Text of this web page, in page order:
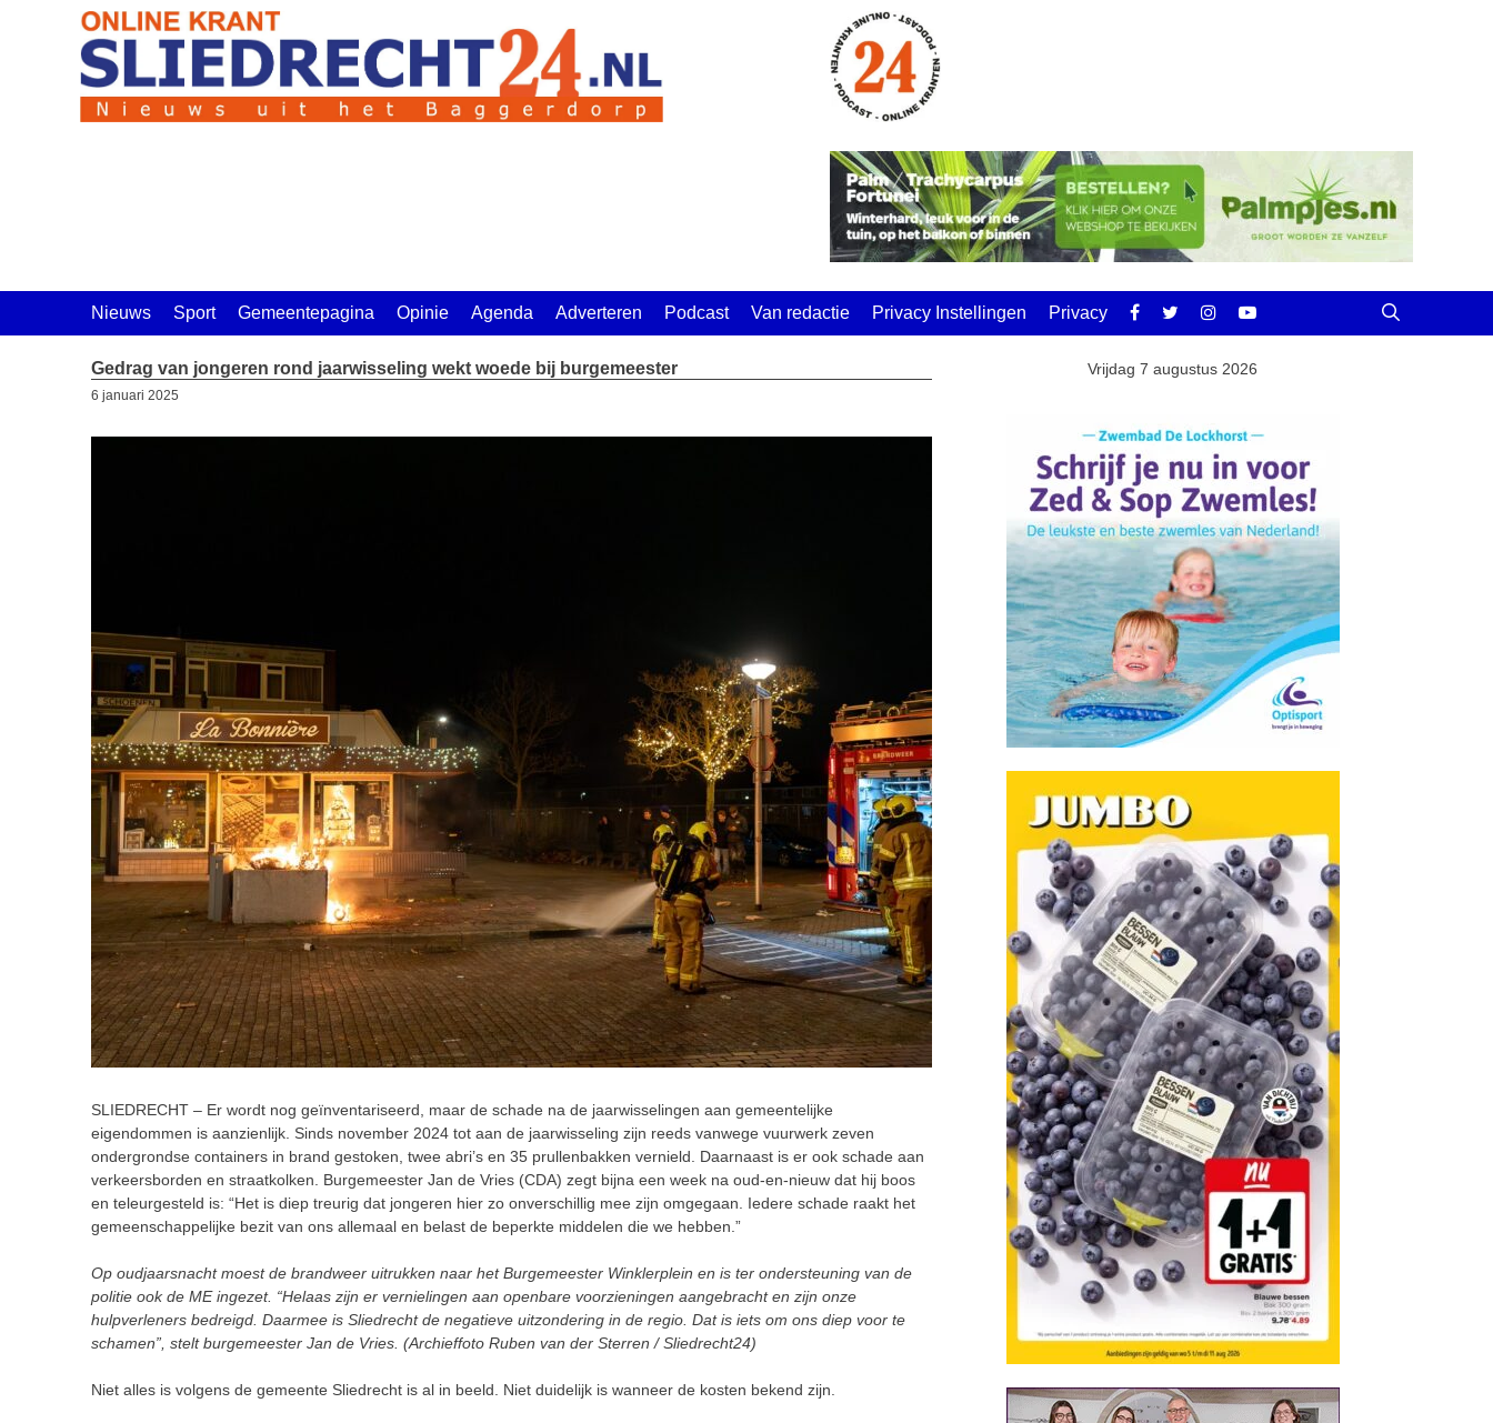
Nieuws Sport Gemeentepagina Opinie Agenda Adverteren Podcast Van redactie Privacy Instellingen Privacy
Gedrag van jongeren rond jaarwisseling wekt woede bij burgemeester
6 januari 2025
SLIEDRECHT – Er wordt nog geïnventariseerd, maar de schade na de jaarwisselingen aan gemeentelijke
eigendommen is aanzienlijk. Sinds november 2024 tot aan de jaarwisseling zijn reeds vanwege vuurwerk zeven
ondergrondse containers in brand gestoken, twee abri’s en 35 prullenbakken vernield. Daarnaast is er ook schade aan
verkeersborden en straatkolken. Burgemeester Jan de Vries (CDA) zegt bijna een week na oud-en-nieuw dat hij boos
en teleurgesteld is: “Het is diep treurig dat jongeren hier zo onverschillig mee zijn omgegaan. Iedere schade raakt het
gemeenschappelijke bezit van ons allemaal en belast de beperkte middelen die we hebben.”
Op oudjaarsnacht moest de brandweer uitrukken naar het Burgemeester Winklerplein en is ter ondersteuning van de
politie ook de ME ingezet. “Helaas zijn er vernielingen aan openbare voorzieningen aangebracht en zijn onze
hulpverleners bedreigd. Daarmee is Sliedrecht de negatieve uitzondering in de regio. Dat is iets om ons diep voor te
schamen”, stelt burgemeester Jan de Vries. (Archieffoto Ruben van der Sterren / Sliedrecht24)
Niet alles is volgens de gemeente Sliedrecht is al in beeld. Niet duidelijk is wanneer de kosten bekend zijn.
Vrijdag 7 augustus 2026